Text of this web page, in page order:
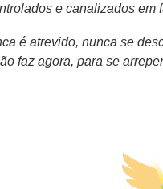
e canalizados
é atrevido, nunca se
faz agora, para se